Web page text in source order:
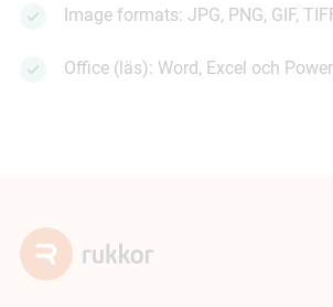
Image formats: JPG, PNG, GIF,
Office (läs): Word, Excel och